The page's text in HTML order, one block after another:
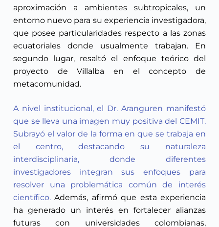
aproximación a ambientes subtropicales, un
entorno nuevo para su experiencia investigadora,
que posee particularidades respecto a las zonas
ecuatoriales donde usualmente trabajan. En
segundo lugar, resaltó el enfoque teórico del
proyecto de Villalba en el concepto de
metacomunidad.
A nivel institucional, el Dr. Aranguren manifestó
que se lleva una imagen muy positiva del CEMIT.
Subrayó el valor de la forma en que se trabaja en
el centro, destacando su naturaleza
interdisciplinaria, donde diferentes
investigadores integran sus enfoques para
resolver una problemática común de interés
científico.Además, afirmó que esta experiencia
ha generado un interés en fortalecer alianzas
futuras con universidades colombianas,